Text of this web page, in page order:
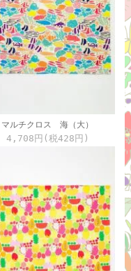
マルチクロス 海（大）
4,708円(税428円)